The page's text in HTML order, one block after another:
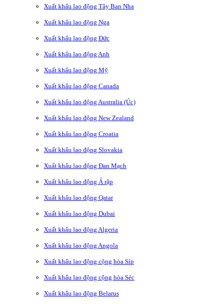
Xuất khẩu lao động Tây Ban Nha
Xuất khẩu lao động Nga
Xuất khẩu lao động Đức
Xuất khẩu lao động Anh
Xuất khẩu lao động Mỹ
Xuất khẩu lao động Canada
Xuất khẩu lao động Australia (Úc)
Xuất khẩu lao động New Zealand
Xuất khẩu lao động Croatia
Xuất khẩu lao động Slovakia
Xuất khẩu lao động Đan Mạch
Xuất khẩu lao động Ả rập
Xuất khẩu lao động Qatar
Xuất khẩu lao động Dubai
Xuất khẩu lao động Algeria
Xuất khẩu lao động Angola
Xuất khẩu lao động cộng hòa Síp
Xuất khẩu lao động cộng hòa Séc
Xuất khẩu lao động Belarus